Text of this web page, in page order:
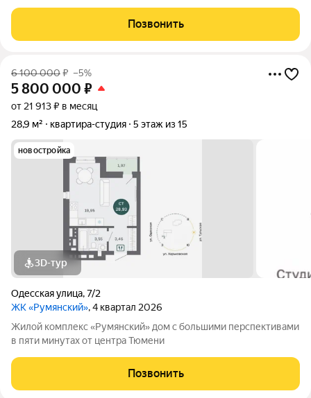
Позвонить
6 100 000₽ –5%
5 800 000 ₽
от 21 913 ₽ в месяц
28,9 м²
квартира-студия 5 этаж из 15
новостройка
3D-тур
Одесская улица,7/2
ЖК «Румянский», 4 квартал 2026
Жилой комплекс «Румянский» дом с большими перспективами
в пяти минутах от центра Тюмени
Позвонить